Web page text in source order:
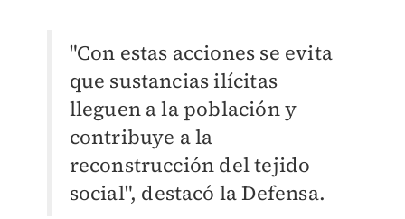
"Con estas acciones se evita
que sustancias ilícitas
lleguen a la población y
contribuye a la
reconstrucción del tejido
social", destacó la Defensa.